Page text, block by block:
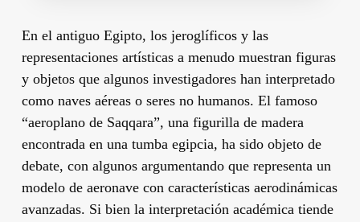
En el antiguo Egipto, los jeroglíficos y las
representaciones artísticas a menudo muestran figuras
y objetos que algunos investigadores han interpretado
como naves aéreas o seres no humanos. El famoso
“aeroplano de Saqqara”, una figurilla de madera
encontrada en una tumba egipcia, ha sido objeto de
debate, con algunos argumentando que representa un
modelo de aeronave con características aerodinámicas
avanzadas. Si bien la interpretación académica tiende